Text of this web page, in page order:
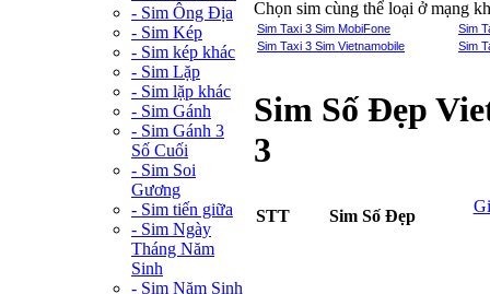
- Sim Ông Địa
- Sim Kép
- Sim kép khác
- Sim Lặp
- Sim lặp khác
- Sim Gánh
- Sim Gánh 3
Số Cuối
- Sim Soi
Gương
- Sim tiến giữa
- Sim Ngày
Tháng Năm
Sinh
- Sim Năm Sinh
Chọn sim cùng thể loại ở mạng
Sim Taxi 3 Sim MobiFone
Sim
Sim Taxi 3 Sim Vietnamobile
Sim
Sim Số Đẹp
3
STT Sim Số Đẹp